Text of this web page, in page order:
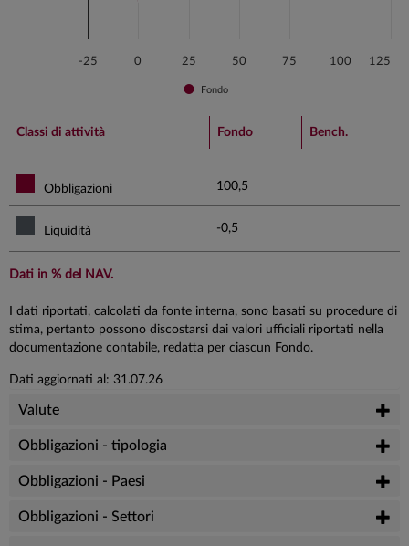
0 100
-25 25 50 75 125
Fondo
End of interactive chart.
Classi di attività Fondo Bench.
Obbligazioni 100,5
Liquidità -0,5
Dati in % del NAV.
I dati riportati, calcolati da fonte interna, sono basati su procedure di
stima, pertanto possono discostarsi dai valori ufficiali riportati nella
documentazione contabile, redatta per ciascun Fondo.
Dati aggiornati al: 31.07.26
Valute
Obbligazioni - tipologia
Obbligazioni - Paesi
Obbligazioni - Settori